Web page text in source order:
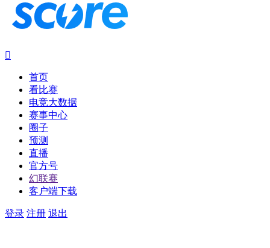

首页
看比赛
电竞大数据
赛事中心
圈子
预测
直播
官方号
幻联赛
客户端下载
登录 注册 退出